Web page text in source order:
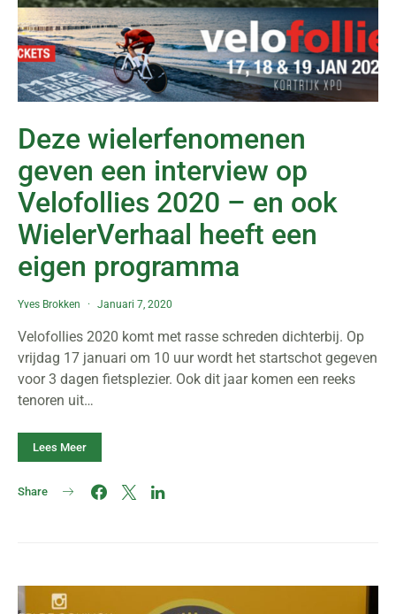
Deze wielerfenomenen
geven een interview op
Velofollies 2020 – en ook
WielerVerhaal heeft een
eigen programma
Yves Brokken Januari 7, 2020
Velofollies 2020 komt met rasse schreden dichterbij. Op
vrijdag 17 januari om 10 uur wordt het startschot gegeven
voor 3 dagen fietsplezier. Ook dit jaar komen een reeks
tenoren uit…
Lees Meer
Share